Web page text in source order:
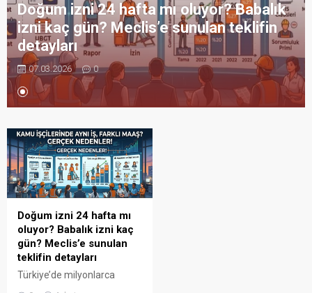
Doğum izni 24 hafta mı oluyor? Babalık
izni kaç gün? Meclis’e sunulan teklifin
detayları
07.03.2026 0
Doğum izni 24 hafta mı
oluyor? Babalık izni kaç
gün? Meclis’e sunulan
teklifin detayları
Türkiye’de milyonlarca
çalışan anneyi ilgilendiren